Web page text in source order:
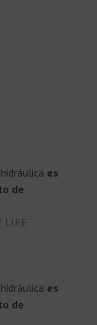
es
de
LIFE
es
de